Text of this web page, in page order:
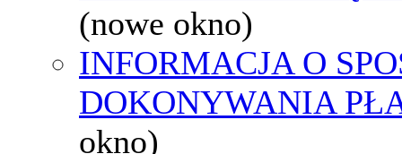
(nowe okno)
INFORMACJA O
DOKONYWANIA
okno)